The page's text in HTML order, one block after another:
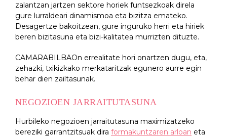
zalantzan jartzen sektore horiek funtsezkoak direla
gure lurraldeari dinamismoa eta bizitza emateko.
Desagertze bakoitzean, gure inguruko herri eta hiriek
beren bizitasuna eta bizi-kalitatea murrizten dituzte.
CAMARABILBAOn errealitate hori onartzen dugu, eta,
zehazki, txikizkako merkataritzak egunero aurre egin
behar dien zailtasunak.
NEGOZIOEN JARRAITUTASUNA
Hurbileko negozioen jarraitutasuna maximizatzeko
bereziki garrantzitsuak dira formakuntzaren arloan eta